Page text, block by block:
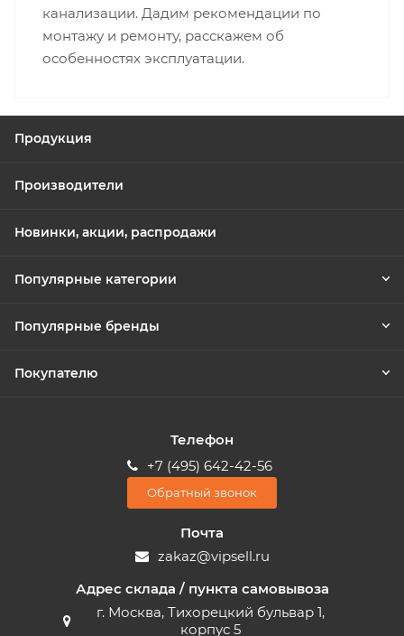
канализации. Дадим рекомендации по
монтажу и ремонту, расскажем об
особенностях эксплуатации.
Продукция
Производители
Новинки, акции, распродажи
Популярные категории
Популярные бренды
Покупателю
Телефон
+7 (495) 642-42-56
Обратный звонок
Почта
zakaz@vipsell.ru
Адрес склада / пункта самовывоза
г. Москва, Тихорецкий бульвар 1,
корпус 5